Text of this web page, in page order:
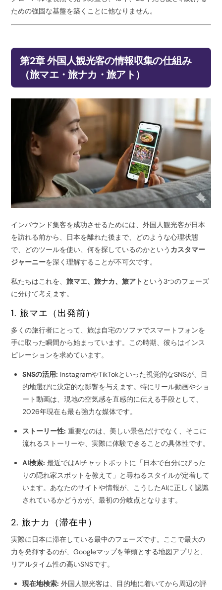
ための強固な基盤を築くことに他なりません。
第2章 外国人観光客の情報収集の仕組み
（旅マエ・旅ナカ・旅アト）
インバウンド集客を成功させるためには、外国人観光客が日本
を訪れる前から、日本を離れた後まで、どのような心理状態
で、どのツールを使い、何を探しているのかという カスタマー
ジャーニーを深く理解することが不可欠です。
私たちはこれを、旅マエ、旅ナカ、旅アト という3つのフェーズ
に分けて考えます。
1. 旅マエ（出発前）
多くの旅行者にとって、旅は自宅のソファでスマートフォンを
手に取った瞬間から始まっています。この時期、彼らはインス
ピレーションを求めています。
SNSの活用: InstagramやTikTokといった視覚的なSNSが、目
的地選びに決定的な影響を与えます。特にリール動画やショ
ート動画は、現地の空気感を直感的に伝える手段として、
2026年現在も最も強力な媒体です。
ストーリー性: 重要なのは、美しい景色だけでなく、そこに
流れるストーリーや、実際に体験できることの具体性です。
AI検索: 最近ではAIチャットボットに「日本で自分にぴった
りの隠れ家スポットを教えて」と尋ねるスタイルが定着して
います。あなたのサイトや情報が、こうしたAIに正しく認識
されているかどうかが、最初の分岐点となります。
2. 旅ナカ（滞在中）
実際に日本に滞在している最中のフェーズです。ここで最大の
力を発揮するのが、Googleマップを筆頭とする地図アプリと、
リアルタイム性の高いSNSです。
現在地検索: 外国人観光客は、目的地に着いてから周辺の評